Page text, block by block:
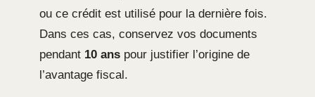
ou ce crédit est utilisé pour la dernière fois.
Dans ces cas, conservez vos documents
pendant 10 ans pour justifier l’origine de
l’avantage fiscal.